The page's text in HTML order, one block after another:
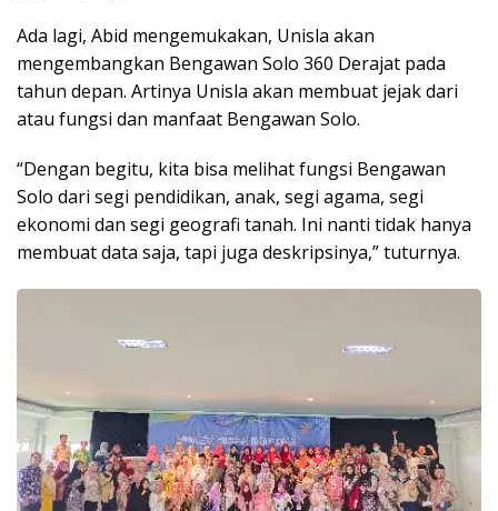
Ada lagi, Abid mengemukakan, Unisla akan
mengembangkan Bengawan Solo 360 Derajat pada
tahun depan. Artinya Unisla akan membuat jejak dari
atau fungsi dan manfaat Bengawan Solo.
“Dengan begitu, kita bisa melihat fungsi Bengawan
Solo dari segi pendidikan, anak, segi agama, segi
ekonomi dan segi geografi tanah. Ini nanti tidak hanya
membuat data saja, tapi juga deskripsinya,” tuturnya.